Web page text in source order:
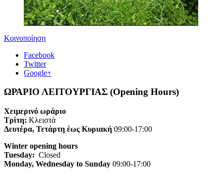
Κοινοποίηση
Facebook
Twitter
Google+
ΩΡΑΡΙΟ ΛΕΙΤΟΥΡΓΙΑΣ (Opening Hours)
Χειμερινό ωράριο
Τρίτη: Κλειστά
Δευτέρα, Τετάρτη έως Κυριακή 09:00-17:00
Winter opening hours
Tuesday: Closed
Monday, Wednesday to Sunday 09:00-17:00